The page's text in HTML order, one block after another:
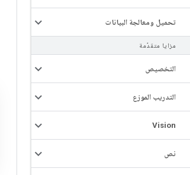
تحميل ومعالجة البيانات
مزايا متقدّمة
التخصيص
التدريب الموزع
Vision
نص